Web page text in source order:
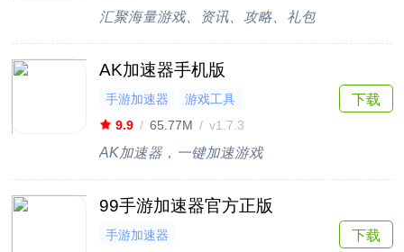
汇聚海量游戏、资讯、攻略、礼包
AK加速器手机版
手游加速器
游戏工具
9.9 / 65.77M / v1.7.3
AK加速器，一键加速游戏
下载
99手游加速器官方正版
手游加速器
下载